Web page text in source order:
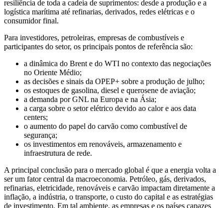
resiliência de toda a cadeia de suprimentos: desde a produção e a
logística marítima até refinarias, derivados, redes elétricas e o
consumidor final.
Para investidores, petroleiras, empresas de combustíveis e
participantes do setor, os principais pontos de referência são:
a dinâmica do Brent e do WTI no contexto das negociações
no Oriente Médio;
as decisões e sinais da OPEP+ sobre a produção de julho;
os estoques de gasolina, diesel e querosene de aviação;
a demanda por GNL na Europa e na Ásia;
a carga sobre o setor elétrico devido ao calor e aos data
centers;
o aumento do papel do carvão como combustível de
segurança;
os investimentos em renováveis, armazenamento e
infraestrutura de rede.
A principal conclusão para o mercado global é que a energia volta a
ser um fator central da macroeconomia. Petróleo, gás, derivados,
refinarias, eletricidade, renováveis e carvão impactam diretamente a
inflação, a indústria, o transporte, o custo do capital e as estratégias
de investimento. Em tal ambiente, as empresas e os países capazes